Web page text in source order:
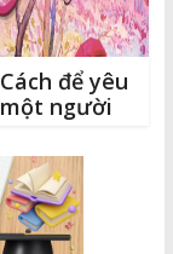
Cách để yêu
một người